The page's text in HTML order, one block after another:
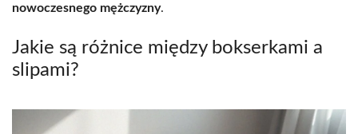
nowoczesnego mężczyzny.
Jakie są różnice między bokserkami a
slipami?